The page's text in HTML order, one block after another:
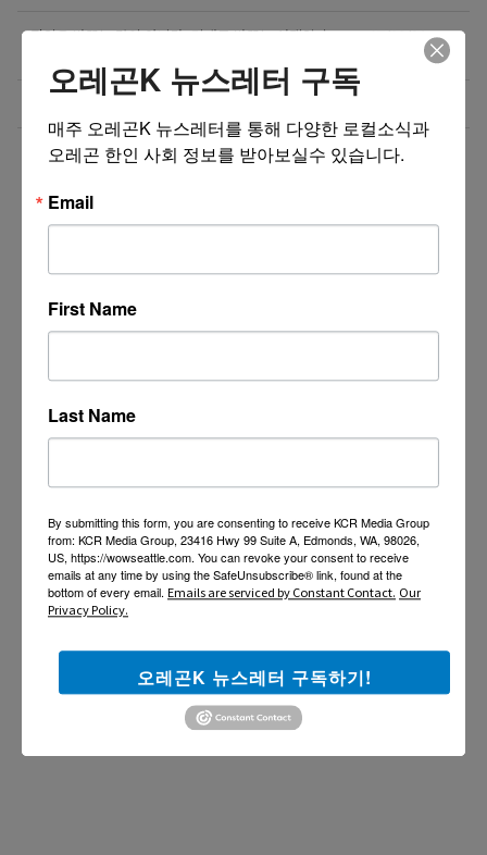
직업을 바꾸는 것이 아니라, 미래를 바꾸는 선택일 수
07/08/26
더보기 >>
오레곤K 뉴스레터 구독
매주 오레곤K 뉴스레터를 통해 다양한 로컬소식과
오레곤 한인 사회 정보를 받아보실수 있습니다.
Email
First Name
Last Name
By submitting this form, you are consenting to receive KCR Media Group
from: KCR Media Group, 23416 Hwy 99 Suite A, Edmonds, WA, 98026,
US, https://wowseattle.com. You can revoke your consent to receive
emails at any time by using the SafeUnsubscribe® link, found at the
bottom of every email. Emails are serviced by Constant Contact. Our
Privacy Policy.
오레곤K 뉴스레터 구독하기!